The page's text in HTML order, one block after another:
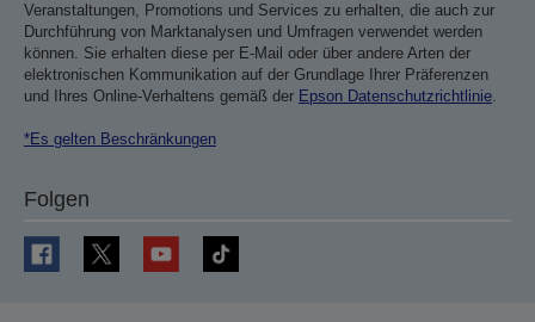
Veranstaltungen, Promotions und Services zu erhalten, die auch zur
Durchführung von Marktanalysen und Umfragen verwendet werden
können. Sie erhalten diese per E-Mail oder über andere Arten der
elektronischen Kommunikation auf der Grundlage Ihrer Präferenzen
und Ihres Online-Verhaltens gemäß der Epson Datenschutzrichtlinie.
*Es gelten Beschränkungen
Folgen